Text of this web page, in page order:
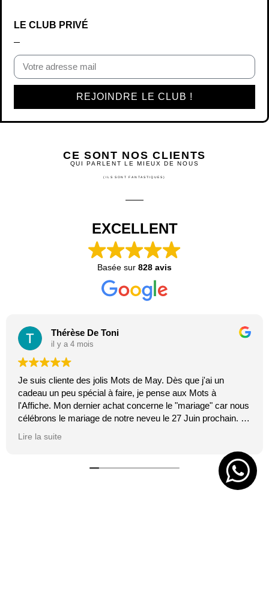
LE CLUB PRIVÉ
REJOINDRE LE CLUB !
CE SONT NOS CLIENTS
QUI PARLENT LE MIEUX DE NOUS
(ILS SONT FANTASTIQUES)
EXCELLENT
Basée sur 828 avis
Thérèse De Toni
il y a 4 mois
Je suis cliente des jolis Mots de May. Dès que j'ai un
cadeau un peu spécial à faire, je pense aux Mots à
l'Affiche. Mon dernier achat concerne le "mariage" car nous
célébrons le mariage de notre neveu le 27 Juin prochain. Je
Lire la suite